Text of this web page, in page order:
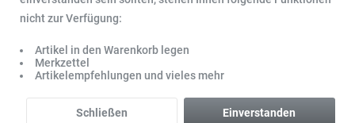
nicht zur Verfügung:
Artikel in den Warenkorb legen
Merkzettel
Artikelempfehlungen und vieles mehr
Einverstanden
Schließen